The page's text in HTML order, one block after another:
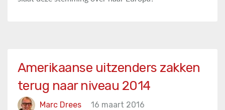
Amerikaanse uitzenders zakken
terug naar niveau 2014
Marc Drees
16 maart 2016